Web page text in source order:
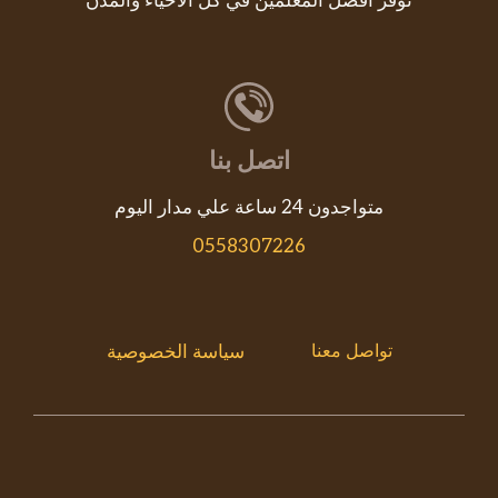
اتصل بنا
متواجدون 24 ساعة علي مدار اليوم
0558307226
تواصل معنا سياسة الخصوصية